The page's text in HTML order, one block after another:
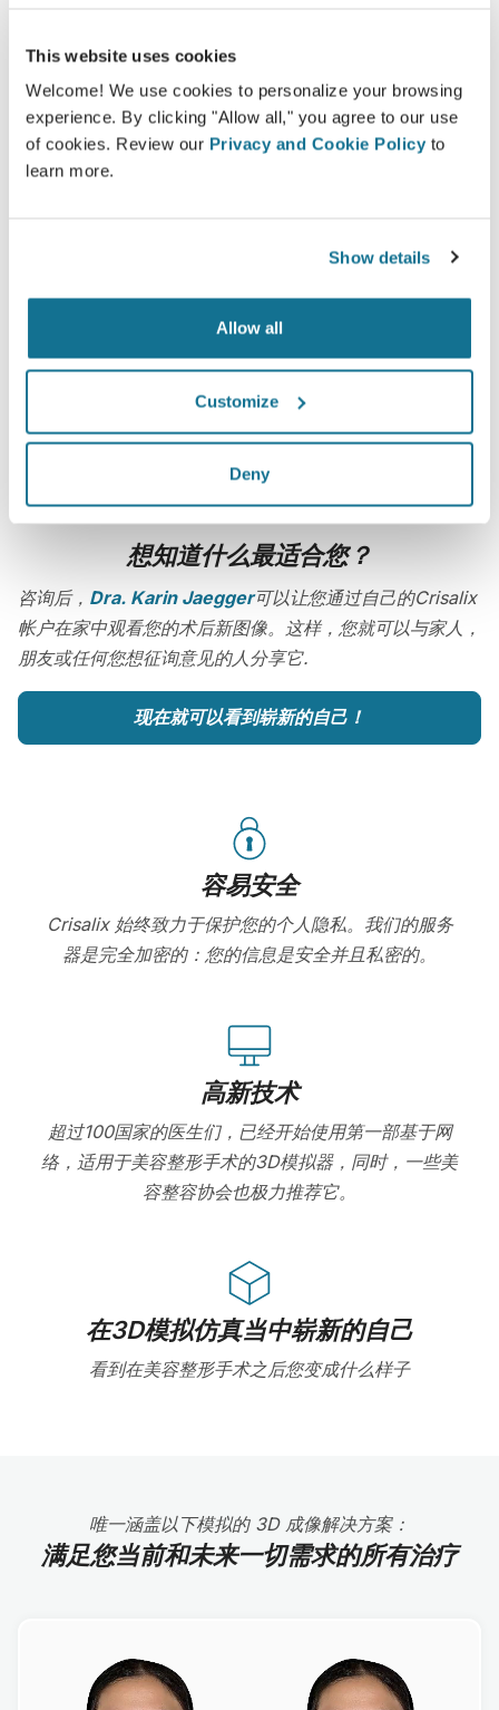
This website uses cookies
Welcome! We use cookies to personalize your browsing
experience. By clicking "Allow all," you agree to our use
of cookies. Review our Privacy and Cookie Policy to
learn more.
Show details
Allow all
Customize
Deny
*在线调查显示：在瑞士，2010年5月-2011年9月经历过隆胸手术的
病人当中
想知道什么最适合您？
咨询后， Dra. Karin Jaegger可以让您通过自己的Crisalix
帐户在家中观看您的术后新图像。这样，您就可以与家人，
朋友或任何您想征询意见的人分享它.
现在就可以看到崭新的自己！
容易安全
Crisalix 始终致力于保护您的个人隐私。我们的服务
器是完全加密的：您的信息是安全并且私密的。
高新技术
超过100国家的医生们，已经开始使用第一部基于网
络，适用于美容整形手术的3D模拟器，同时，一些美
容整容协会也极力推荐它。
在3D模拟仿真当中崭新的自己
看到在美容整形手术之后您变成什么样子
唯一涵盖以下模拟的 3D 成像解决方案：
满足您当前和未来一切需求的所有治疗